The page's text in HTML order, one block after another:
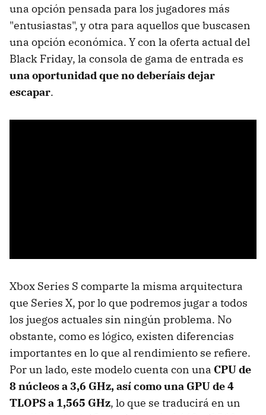
una opción pensada para los jugadores más
"entusiastas", y otra para aquellos que buscasen
una opción económica. Y con la oferta actual del
Black Friday, la consola de gama de entrada es
una oportunidad que no deberíais dejar
escapar.
Xbox Series S comparte la misma arquitectura
que Series X, por lo que podremos jugar a todos
los juegos actuales sin ningún problema. No
obstante, como es lógico, existen diferencias
importantes en lo que al rendimiento se refiere.
Por un lado, este modelo cuenta con una CPU de
8 núcleos a 3,6 GHz, así como una GPU de 4
TLOPS a 1,565 GHz, lo que se traducirá en un